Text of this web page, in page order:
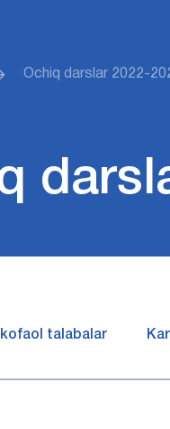
Ochiq darslar 2022-
talabalar